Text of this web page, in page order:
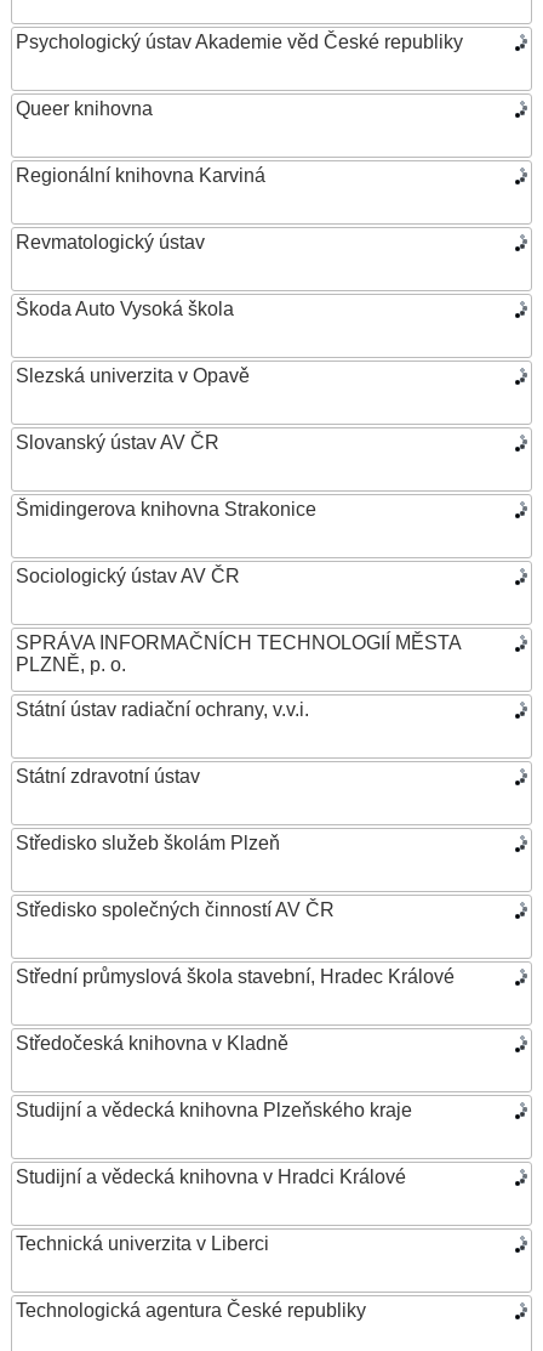
Psychologický ústav Akademie věd České republiky
Queer knihovna
Regionální knihovna Karviná
Revmatologický ústav
Škoda Auto Vysoká škola
Slezská univerzita v Opavě
Slovanský ústav AV ČR
Šmidingerova knihovna Strakonice
Sociologický ústav AV ČR
SPRÁVA INFORMAČNÍCH TECHNOLOGIÍ MĚSTA
PLZNĚ, p. o.
Státní ústav radiační ochrany, v.v.i.
Státní zdravotní ústav
Středisko služeb školám Plzeň
Středisko společných činností AV ČR
Střední průmyslová škola stavební, Hradec Králové
Středočeská knihovna v Kladně
Studijní a vědecká knihovna Plzeňského kraje
Studijní a vědecká knihovna v Hradci Králové
Technická univerzita v Liberci
Technologická agentura České republiky